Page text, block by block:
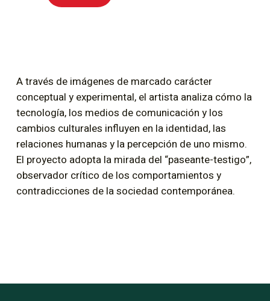
A través de imágenes de marcado carácter
conceptual y experimental, el artista analiza cómo la
tecnología, los medios de comunicación y los
cambios culturales influyen en la identidad, las
relaciones humanas y la percepción de uno mismo.
El proyecto adopta la mirada del “paseante-testigo”,
observador crítico de los comportamientos y
contradicciones de la sociedad contemporánea.